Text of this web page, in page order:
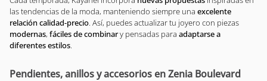
las tendencias de la moda, manteniendo siempre una excelente
relación calidad-precio. Así, puedes actualizar tu joyero con piezas
modernas, fáciles de combinary pensadas para adaptarse a
diferentes estilos.
Pendientes, anillos y accesorios en Zenia Boulevard